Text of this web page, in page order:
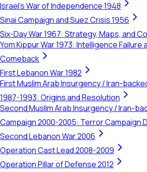
Israel's War of Independence 1948
Sinai Campaign and Suez Crisis 1956
Six-Day War 1967: Strategy, Maps, and
Yom Kippur War 1973: Intelligence Failure
Comeback
First Lebanon War 1982
First Muslim Arab Insurgency / Iran-
1987-1993: Origins and Resolution
Second Muslim Arab Insurgency / Iran-
Campaign 2000-2005: Terror Campaign
Second Lebanon War 2006
Operation Cast Lead 2008-2009
Operation Pillar of Defense 2012